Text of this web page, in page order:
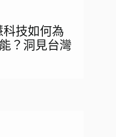
技如何為
？洞見台灣